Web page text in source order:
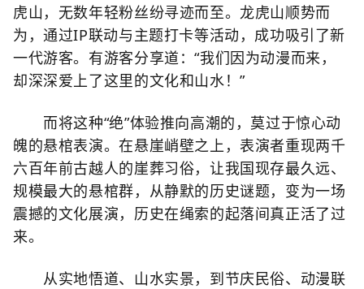
虎山，无数年轻粉丝纷寻迹而至。龙虎山顺势而
为，通过IP联动与主题打卡等活动，成功吸引了新
一代游客。有游客分享道：“我们因为动漫而来，
却深深爱上了这里的文化和山水！”
而将这种“绝”体验推向高潮的，莫过于惊心动
魄的悬棺表演。在悬崖峭壁之上，表演者重现两千
六百年前古越人的崖葬习俗，让我国现存最久远、
规模最大的悬棺群，从静默的历史谜题，变为一场
震撼的文化展演，历史在绳索的起落间真正活了过
来。
从实地悟道、山水实景，到节庆民俗、动漫联